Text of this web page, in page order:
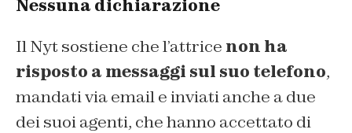
Nessuna dichiarazione
Il Nyt sostiene che l’attrice non ha
risposto a messaggi sul suo telefono,
mandati via email e inviati anche a due
dei suoi agenti, che hanno accettato di